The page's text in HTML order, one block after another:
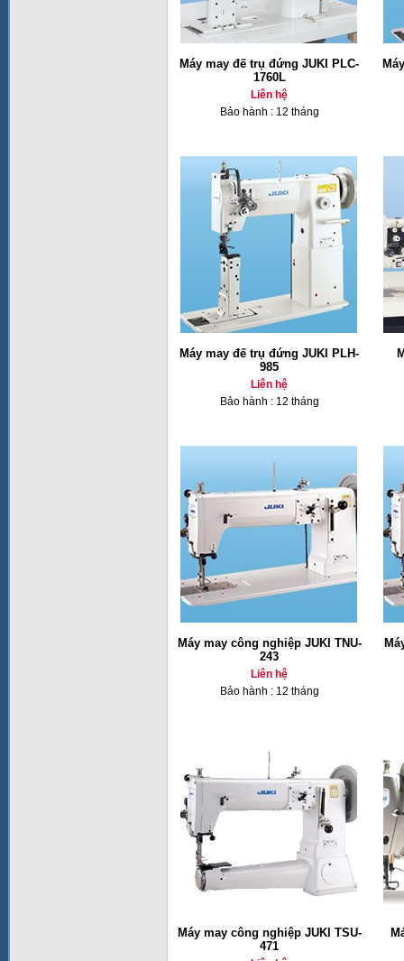
Máy may đế trụ đứng JUKI PLC-
1760L
Liên hệ
Bảo hành : 12 tháng
Máy may đế trụ đứng JUKI PLH-
985
Liên hệ
Bảo hành : 12 tháng
Máy may công nghiệp JUKI TNU-
243
Liên hệ
Bảo hành : 12 tháng
Máy may công nghiệp JUKI TSU-
471